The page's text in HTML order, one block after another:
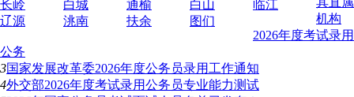
长岭
白城 通榆 白山
临江
辽源
洮南 扶余 图们
机构
2026年度考试录用
公务
3国家发展改革委2026年度公务员录用工作通知
4外交部2026年度考试录用公务员专业能力测试